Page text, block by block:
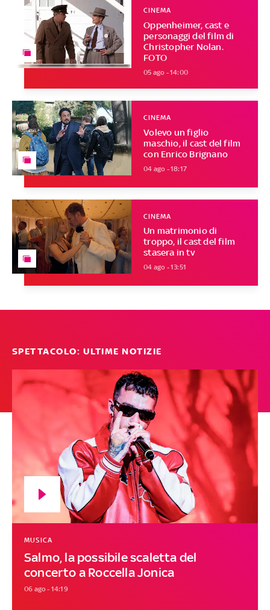
Oppenheimer, cast e
personaggi del film di
Christopher Nolan.
FOTO
CINEMA
05 ago - 14:00
Volevo un figlio
maschio, il cast del film
con Enrico Brignano
CINEMA
04 ago - 18:17
Un matrimonio di
troppo, il cast del film
stasera in tv
CINEMA
04 ago - 13:51
SPETTACOLO: ULTIME NOTIZIE
Salmo, la possibile scaletta del
concerto a Roccella Jonica
MUSICA
06 ago - 14:19